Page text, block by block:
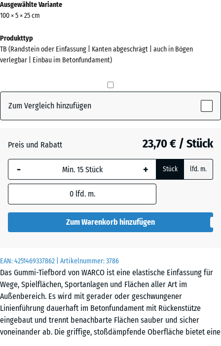
EAN:4251469337862 | Artikelnummer:3786
Das Gummi-Tiefbord von WARCO ist eine elastische Einfassung für
Wege, Spielflächen, Sportanlagen und Flächen aller Art im
Außenbereich. Es wird mit gerader oder geschwungener
Linienführung dauerhaft im Betonfundament mit Rückenstütze
eingebaut und trennt benachbarte Flächen sauber und sicher
voneinander ab. Die griffige, stoßdämpfende Oberfläche bietet eine
Informationen
zu
Farben?
Farbpalette
(active)
Schiefergrau
Ziegelrot
Ausgewählte Variante
100 × 5 × 25 cm
Produkttyp
TB (Randstein oder Einfassung | Kanten abgeschrägt | auch in Bögen
verlegbar | Einbau im Betonfundament)
Zum Vergleich hinzufügen
Preis und Rabatt 23,70 € / Stück
- + Stück lfd. m.
0 lfd. m.
Zum Warenkorb hinzufügen